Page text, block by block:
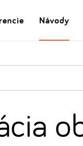
Návody